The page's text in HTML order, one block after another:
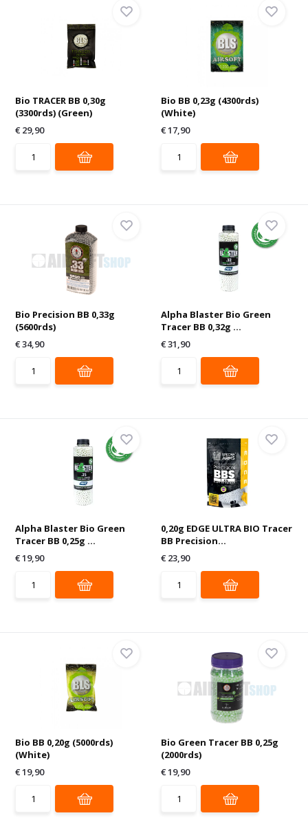
Bio TRACER BB 0,30g
(3300rds) (Green)
€ 29,90
Bio BB 0,23g (4300rds)
(White)
€ 17,90
Bio Precision BB 0,33g
(5600rds)
€ 34,90
Alpha Blaster Bio Green
Tracer BB 0,32g ...
€ 31,90
Alpha Blaster Bio Green
Tracer BB 0,25g ...
€ 19,90
0,20g EDGE ULTRA BIO Tracer
BB Precision...
€ 23,90
Bio BB 0,20g (5000rds)
(White)
€ 19,90
Bio Green Tracer BB 0,25g
(2000rds)
€ 19,90